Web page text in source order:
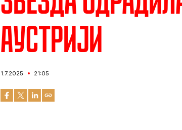
Аустрији
1.7.2025 21:05